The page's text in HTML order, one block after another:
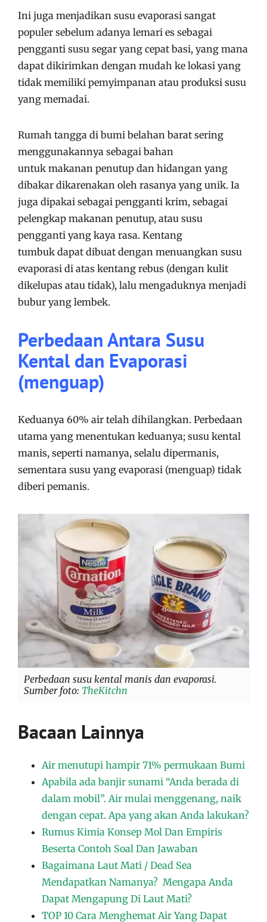
Ini juga menjadikan susu evaporasi sangat
populer sebelum adanya lemari es sebagai
pengganti susu segar yang cepat basi, yang mana
dapat dikirimkan dengan mudah ke lokasi yang
tidak memiliki pemyimpanan atau produksi susu
yang memadai.
Rumah tangga di bumi belahan barat sering
menggunakannya sebagai bahan
untuk makanan penutup dan hidangan yang
dibakar dikarenakan oleh rasanya yang unik. Ia
juga dipakai sebagai pengganti krim, sebagai
pelengkap makanan penutup, atau susu
pengganti yang kaya rasa. Kentang
tumbuk dapat dibuat dengan menuangkan susu
evaporasi di atas kentang rebus (dengan kulit
dikelupas atau tidak), lalu mengaduknya menjadi
bubur yang lembek.
Perbedaan Antara Susu
Kental dan Evaporasi
(menguap)
Keduanya 60% air telah dihilangkan. Perbedaan
utama yang menentukan keduanya; susu kental
manis, seperti namanya, selalu dipermanis,
sementara susu yang evaporasi (menguap) tidak
diberi pemanis.
Perbedaan susu kental manis dan evaporasi.
Sumber foto: TheKitchn
Bacaan Lainnya
Air menutupi hampir 71% permukaan Bumi
Apabila ada banjir sunami “Anda berada di
dalam mobil”. Air mulai menggenang, naik
dengan cepat. Apa yang akan Anda lakukan?
Rumus Kimia Konsep Mol Dan Empiris
Beserta Contoh Soal Dan Jawaban
Bagaimana Laut Mati / Dead Sea
Mendapatkan Namanya? Mengapa Anda
Dapat Mengapung Di Laut Mati?
TOP 10 Cara Menghemat Air Yang Dapat